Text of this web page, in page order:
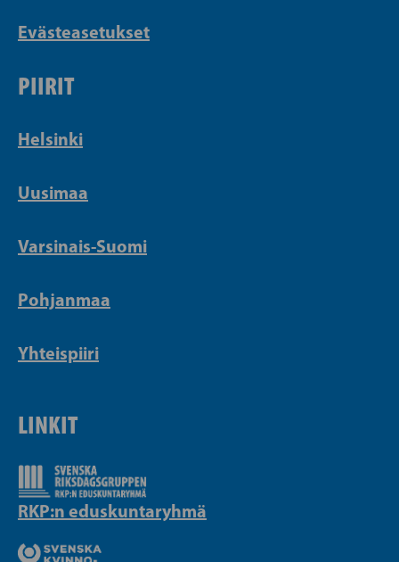
Evästeasetukset
PIIRIT
Helsinki
Uusimaa
Varsinais-Suomi
Pohjanmaa
Yhteispiiri
LINKIT
RKP:n eduskuntaryhmä